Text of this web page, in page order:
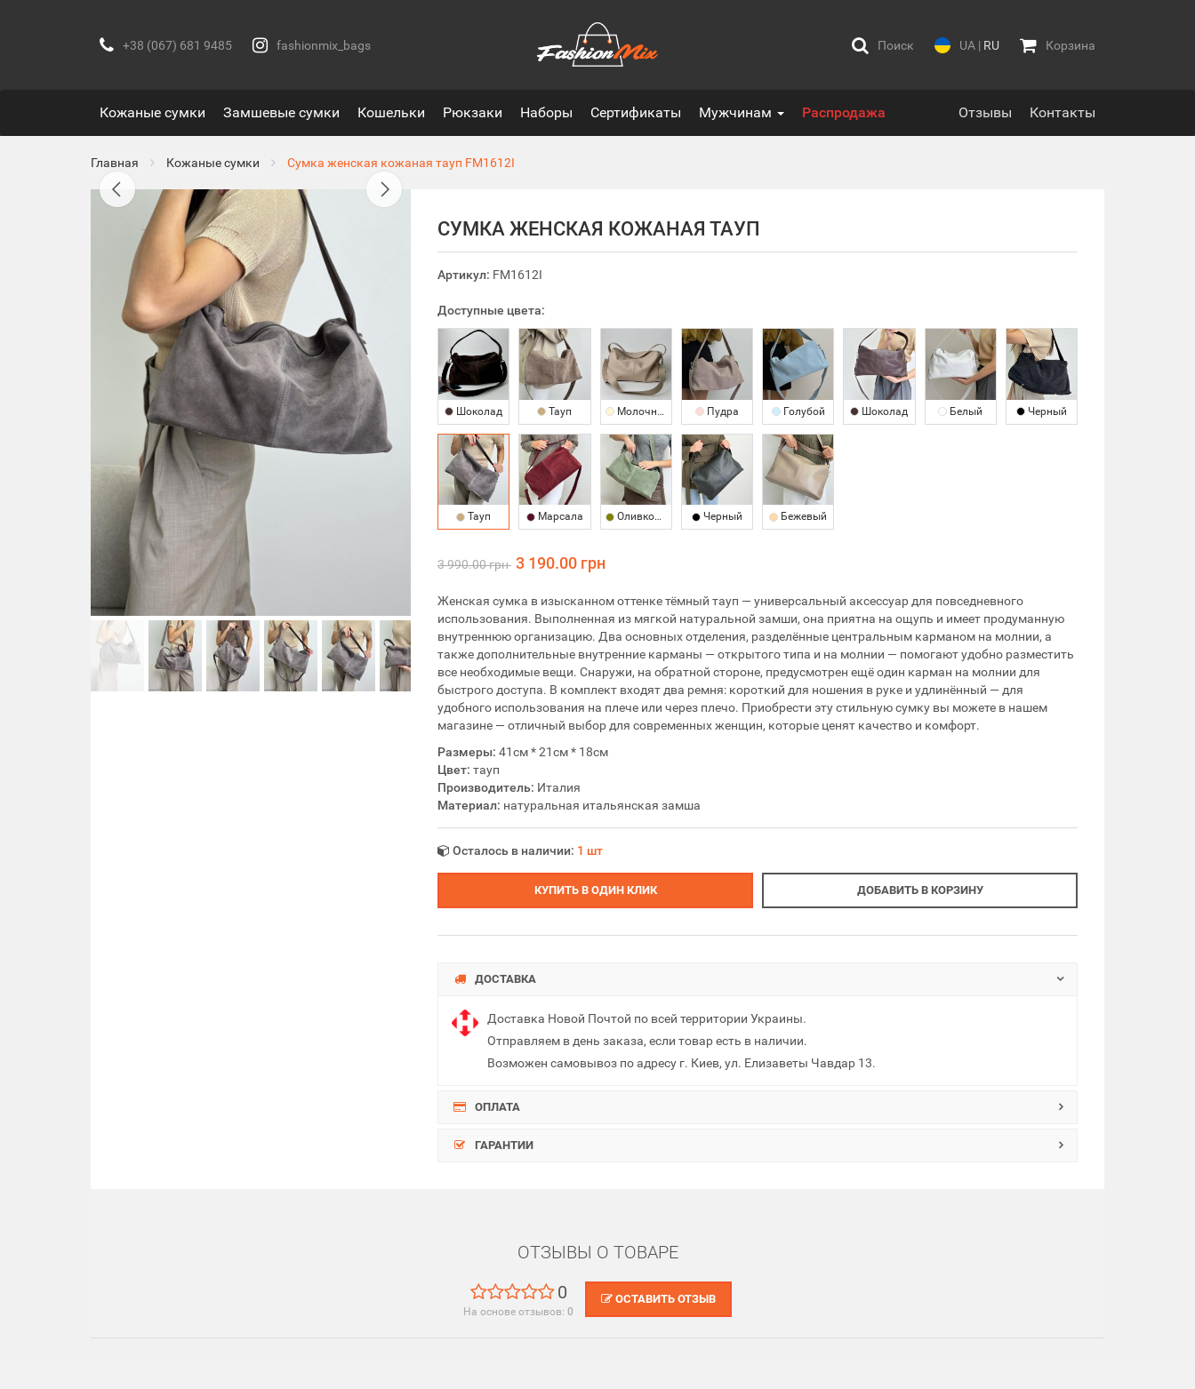
+38 (067) 681 9485 fashionmix_bags Поиск UA | RU Корзина
Кожаные сумки Замшевые сумки Кошельки Рюкзаки Наборы Сертификаты Мужчинам Распродажа Отзывы Контакты
Главная Кожаные сумки Сумка женская кожаная тауп FM1612I
СУМКА ЖЕНСКАЯ КОЖАНАЯ ТАУП
Артикул: FM1612I
Доступные цвета:
Шоколад Тауп Молочный Пудра Голубой Шоколад Белый Черный
Тауп Марсала Оливковый Черный Бежевый
3 990.00 грн 3 190.00 грн
Женская сумка в изысканном оттенке тёмный тауп — универсальный аксессуар для повседневного
использования. Выполненная из мягкой натуральной замши, она приятна на ощупь и имеет продуманную
внутреннюю организацию. Два основных отделения, разделённые центральным карманом на молнии, а
также дополнительные внутренние карманы — открытого типа и на молнии — помогают удобно разместить
все необходимые вещи. Снаружи, на обратной стороне, предусмотрен ещё один карман на молнии для
быстрого доступа. В комплект входят два ремня: короткий для ношения в руке и удлинённый — для
удобного использования на плече или через плечо. Приобрести эту стильную сумку вы можете в нашем
магазине — отличный выбор для современных женщин, которые ценят качество и комфорт.
Размеры: 41см * 21см * 18см
Цвет: тауп
Производитель: Италия
Материал: натуральная итальянская замша
Осталось в наличии: 1 шт
КУПИТЬ В ОДИН КЛИК ДОБАВИТЬ В КОРЗИНУ
ДОСТАВКА
Доставка Новой Почтой по всей территории Украины.
Отправляем в день заказа, если товар есть в наличии.
Возможен самовывоз по адресу г. Киев, ул. Елизаветы Чавдар 13.
ОПЛАТА
ГАРАНТИИ
ОТЗЫВЫ О ТОВАРЕ
0
На основе отзывов: 0
ОСТАВИТЬ ОТЗЫВ